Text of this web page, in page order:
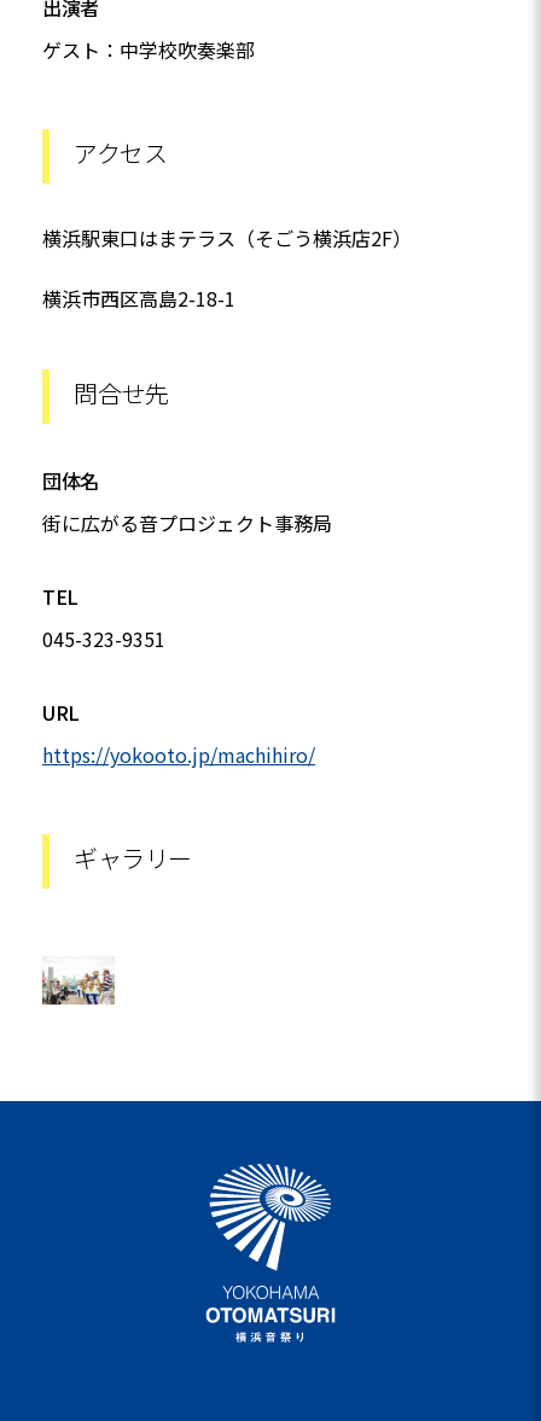
出演者
ゲスト：中学校吹奏楽部
アクセス
横浜駅東口はまテラス（そごう横浜店2F）
横浜市西区高島2-18-1
問合せ先
団体名
街に広がる音プロジェクト事務局
TEL
045-323-9351
URL
https://yokooto.jp/machihiro/
ギャラリー